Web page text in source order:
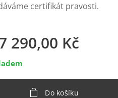
certifikát pravosti.
290,00 Kč
Do košíku